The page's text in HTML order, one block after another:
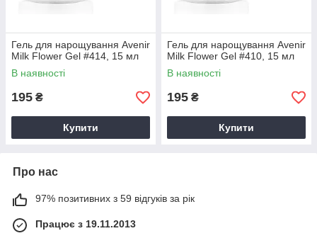
Гель для нарощування Avenir
Milk Flower Gel #414, 15 мл
В наявності
195 ₴
Купити
Гель для нарощування Avenir
Milk Flower Gel #410, 15 мл
В наявності
195 ₴
Купити
Про нас
97% позитивних з 59 відгуків за рік
Працює з 19.11.2013